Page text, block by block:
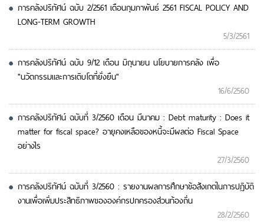
การคลังปริทัศน์ ฉบับ 2/2561 เดือนกุมภาพันธ์ 2561 FISCAL POLICY AND
LONG-TERM GROWTH
5/3/2561
การคลังปริทัศน์ ฉบับ 9/12 เดือน มิถุนายน นโยบายการคลัง เพื่อ
"นวัตกรรมและการเติบโตที่ยั่งยืน"
16/6/2560
การคลังปริทัศน์ ฉบับที่ 3/2560 เดือน มีนาคม : Debt maturity : Does it
matter for fiscal space? อายุคงเหลือของหนี้จะมีผลต่อ Fiscal Space
อย่างไร
27/3/2560
การคลังปริทัศน์ ฉบับที่ 3/2560 : รายงานผลการศึกษาข้อสังเกตในการปฏิบัติ
งานเพื่อเพิ่มประสิทธิภาพขององค์กรปกครองส่วนท้องถิ่น
28/2/2560